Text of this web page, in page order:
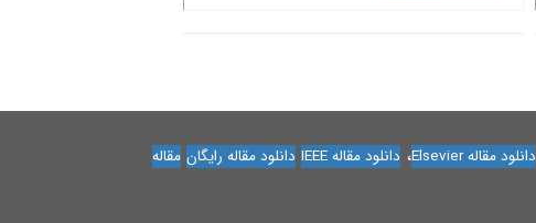
دانلود مقاله Elsevier ، دانلود مقاله IEEE دانلود مقاله رایگان مقاله